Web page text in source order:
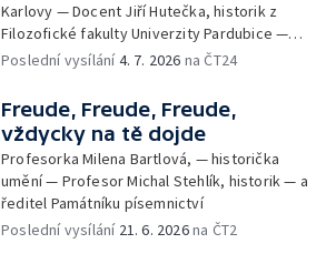
Karlovy — Docent Jiří Hutečka, historik z
Filozofické fakulty Univerzity Pardubice —
Doktor Jiří Pondělíček, historik z University
Poslední vysílání4. 7. 2026 na ČT24
Freude, Freude, Freude,
vždycky na tě dojde
Profesorka Milena Bartlová, — historička
umění — Profesor Michal Stehlík, historik — a
ředitel Památníku písemnictví
Poslední vysílání 21. 6. 2026na ČT2